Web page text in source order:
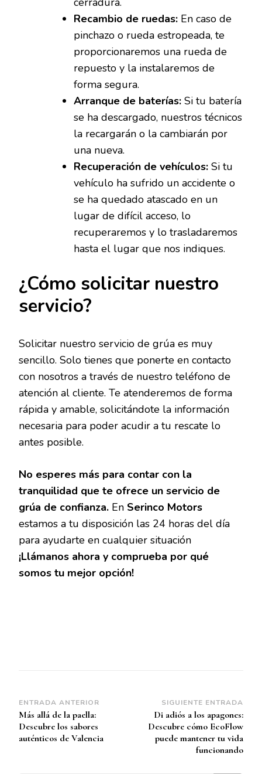
Recambio de ruedas: En caso de
pinchazo o rueda estropeada, te
proporcionaremos una rueda de
repuesto y la instalaremos de
forma segura.
Arranque de baterías: Si tu batería
se ha descargado, nuestros técnicos
la recargarán o la cambiarán por
una nueva.
Recuperación de vehículos: Si tu
vehículo ha sufrido un accidente o
se ha quedado atascado en un
lugar de difícil acceso, lo
recuperaremos y lo trasladaremos
hasta el lugar que nos indiques.
¿Cómo solicitar nuestro
servicio?
Solicitar nuestro servicio de grúa es muy
sencillo. Solo tienes que ponerte en contacto
con nosotros a través de nuestro teléfono de
atención al cliente. Te atenderemos de forma
rápida y amable, solicitándote la información
necesaria para poder acudir a tu rescate lo
antes posible.
No esperes más para contar con la
tranquilidad que te ofrece un servicio de
grúa de confianza. En Serinco Motors
estamos a tu disposición las 24 horas del día
para ayudarte en cualquier situación
¡Llámanos ahora y comprueba por qué
somos tu mejor opción!
Navegación
de
entradas
ENTRADA ANTERIOR
Más allá de la paella:
Descubre los sabores
auténticos de Valencia
SIGUIENTE ENTRADA
Di adiós a los apagones:
Descubre cómo EcoFlow
puede mantener tu vida
funcionando